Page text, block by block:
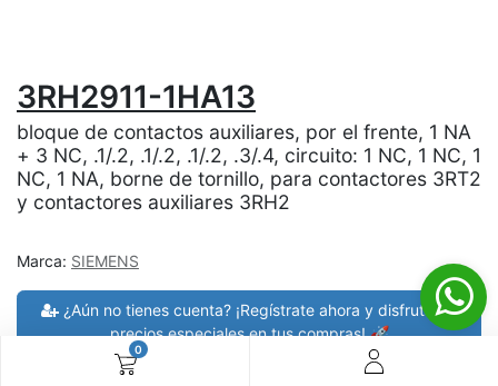
0
3RH2911-1HA13
bloque de contactos auxiliares, por el frente, 1 NA
+ 3 NC, .1/.2, .1/.2, .1/.2, .3/.4, circuito: 1 NC, 1 NC, 1
NC, 1 NA, borne de tornillo, para contactores 3RT2
y contactores auxiliares 3RH2
Marca: SIEMENS
¿Aún no tienes cuenta? ¡Regístrate ahora y disfruta de
precios especiales en tus compras! 🚀